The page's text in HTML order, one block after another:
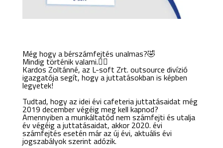
Még hogy a bérszámfejtés unalmas?🤣
Mindig történik valami.🕵️‍♀‍
Kardos Zoltánné, az L-soft Zrt. outsource divízió
igazgatója segít, hogy a juttatásokban is képben
legyetek!
Tudtad, hogy az idei évi cafeteria juttatásaidat még
2019 december végéig meg kell kapnod?
Amennyiben a munkáltatód nem számfejti és utalja
év végéig a juttatásaidat, akkor 2020. évi
számfejtés esetén már az új évi, aktuális évi
jogszabályok szerint adózik.